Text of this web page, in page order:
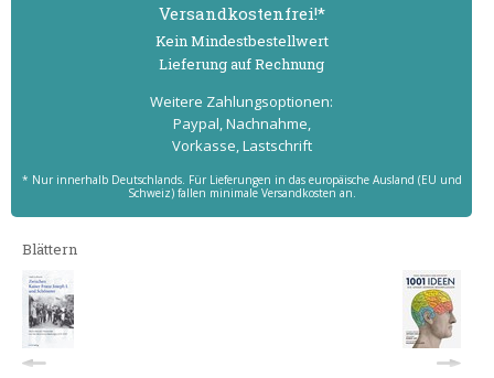
Versand­kostenfrei!*
Kein Mindest­bestell­wert
Lieferung auf Rechnung
Weitere Zahlungs­optionen:
Paypal, Nachnahme,
Vorkasse, Lastschrift
* Nur innerhalb Deutschlands. Für Lieferungen in das europäische Ausland (EU und
Schweiz) fallen minimale Versandkosten an.
Blättern